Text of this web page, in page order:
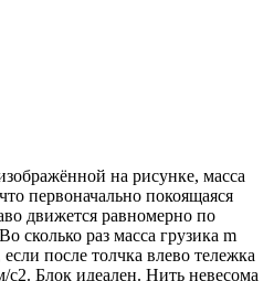
на рисунке, масса
первоначально покоящаяся
движется равномерно по
сколько раз масса грузика m
после толчка влево тележка
с2. Блок идеален. Нить невесома